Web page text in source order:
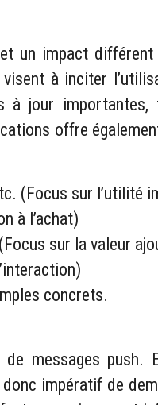
un impact
à inciter
jour importantes,
offre
(Focus sur l’utilité
à l’achat)
sur la valeur
concrets.
messages
impératif de